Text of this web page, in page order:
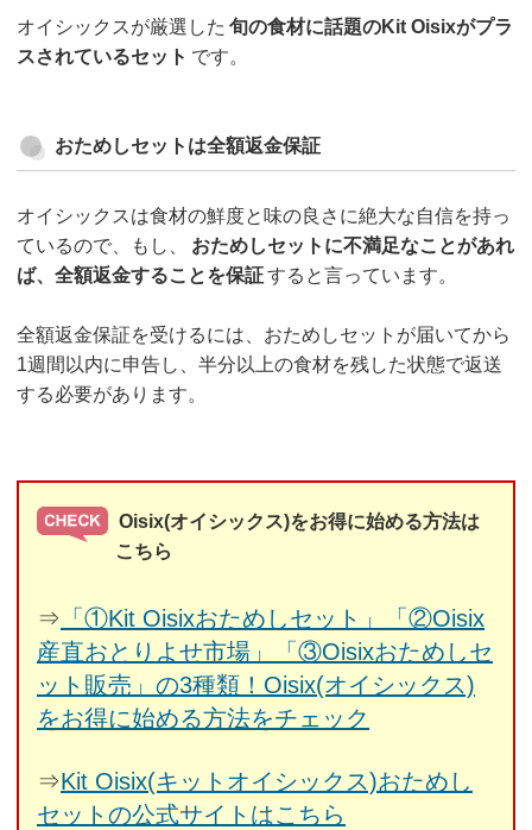
オイシックスが厳選した 旬の食材に話題のKit Oisixがプラ
スされているセット です。
おためしセットは全額返金保証
オイシックスは食材の鮮度と味の良さに絶大な自信を持っ
ているので、もし、
おためしセットに不満足なことがあれ
ば、全額返金することを保証すると言っています。
全額返金保証を受けるには、おためしセットが届いてから
1週間以内に申告し、半分以上の食材を残した状態で返送
する必要があります。
Oisix(オイシックス)をお得に始める方法は
こちら
⇒ 「①Kit Oisixおためしセット」「②Oisix
産直おとりよせ市場」「③Oisixおためしセ
ット販売」の3種類！Oisix(オイシックス)
をお得に始める方法をチェック
⇒Kit Oisix(キットオイシックス)おためし
セットの公式サイトはこちら